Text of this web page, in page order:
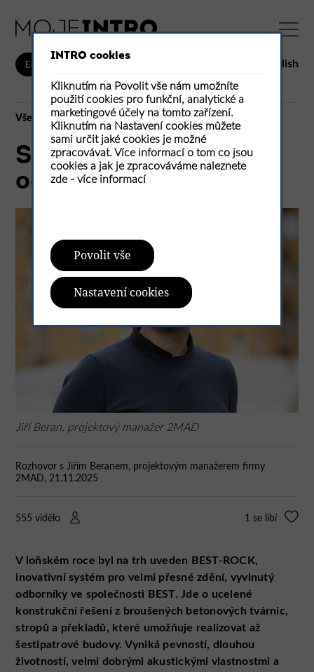
INTRO cookies
Kliknutím na Povolit vše nám umožníte
použití cookies pro funkční, analytické a
marketingové účely na tomto zařízení.
Kliknutím na Nastavení cookies můžete
sami určit jaké cookies je možné
zpracovávat. Více informací o tom co jsou
cookies a jak je zpracováváme naleznete
zde - více informací
Povolit vše
Nastavení cookies
E-shop English
Vše
Systém BEST-ROCK
očima architekta
Jiří Beran, projektový manažer 2MAD
Rozhovor s Jiřím Beranem, projektovým manažerem firmy
2MAD, 21.11.2025
555 vidělo 1 se líbí
V loňském roce byl na trh uveden BEST-ROCK,
inovativní systém pro velmi přesné zdění, vyvinutý
odborníky ve společnosti BEST. Jde o ucelené
konstrukční řešení z broušených betonových tvárnic,
stropů a překladů, které umožňuje realizovat až
šestipatrové budovy. Vyniká pevností, dlouhou
životností, velmi dobrými akustickými vlastnostmi a